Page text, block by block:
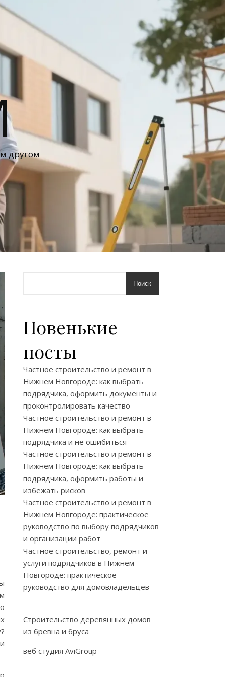
другом
Поиск
Новенькие
посты
Частное строительство и ремонт в
Нижнем Новгороде: как выбрать
подрядчика, оформить документы и
проконтролировать качество
Частное строительство и ремонт в
Нижнем Новгороде: как выбрать
подрядчика и не ошибиться
Частное строительство и ремонт в
Нижнем Новгороде: как выбрать
подрядчика, оформить работы и
избежать рисков
Частное строительство и ремонт в
Нижнем Новгороде: практическое
руководство по выбору подрядчиков
и организации работ
Частное строительство, ремонт и
услуги подрядчиков в Нижнем
Новгороде: практическое
руководство для домовладельцев
Строительство деревянных домов
из бревна и бруса
веб студия AviGroup